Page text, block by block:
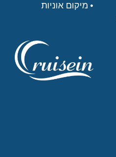
מיקום אוניות